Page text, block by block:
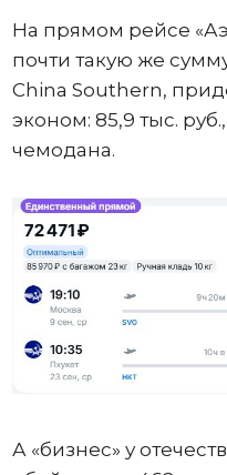
На прямом рейсе
почти такую же
China Southern,
эконом: 85,9 тыс.
чемодана.
А «бизнес» у